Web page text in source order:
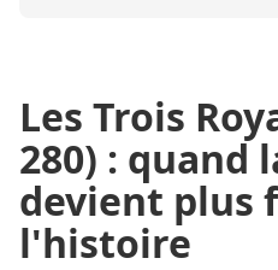
Les Trois
280) : quand
devient plus
l'histoire